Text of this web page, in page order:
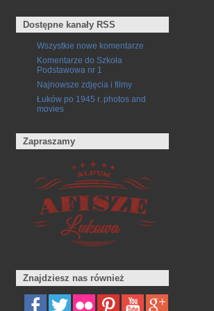
Dostępne kanały RSS
Wszystkie nowe komentarze
Komentarze do Szkoła
Podstawowa nr 1
Najnowsze zdjęcia i filmy
Łuków po 1945 r. photos and
movies
Zapraszamy
Znajdziesz nas również